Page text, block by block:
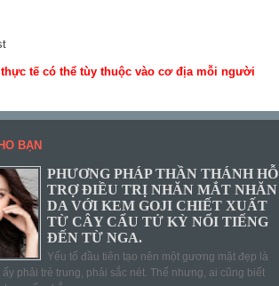
thực tế có thể tùy thuộc vào cơ địa mỗi người
BẠN
PHƯƠNG PHÁP THẦN THÁNH HỖ
TRỢ ĐIỀU TRỊ NHĂN MẮT NHĂN
DA VỚI KEM GOJI CHIẾT XUẤT
TỪ CÂY CẨU TỬ KỲ NỔI TIẾNG
ĐẾN TỪ NGA.
Yếu tố đầu tiên tạo nên một gương mặt đẹp là
phải trẻ trung, phải sắc nét. Thế nhưng, ai cũng biết